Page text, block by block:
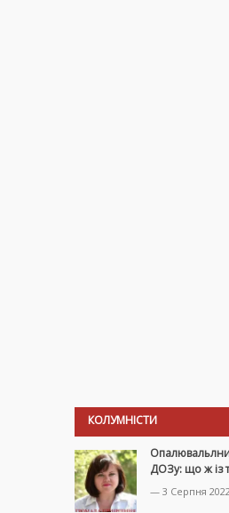
КОЛУМНІСТИ
ДОЗу: що ж із
— 3 Серпня